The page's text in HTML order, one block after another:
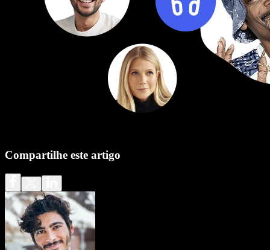
Compartilhe este artigo